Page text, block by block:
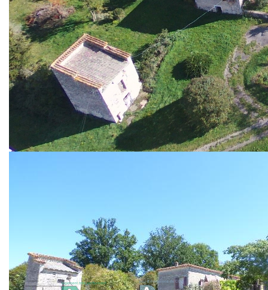
Description
Réf : 20679P
MANDAT SUCCÈS : Très bel ensemble en pierre A
RÉNOVER DANS SA TOTALITÉ, avec cour intérieure,
ancien corps de ferme, qui offre une belle maison de
maître, pigeonnier en pierre, dépendance en pierres,
diverses remises en pierre, l'ensemble sur un beau parc
d'agrément. La maison d'habitation vous offre 3 chambres,
séjour, cuisine, grenier aménageable, cave. Terrain
Nos honoraires
Diagnostics énergétiques